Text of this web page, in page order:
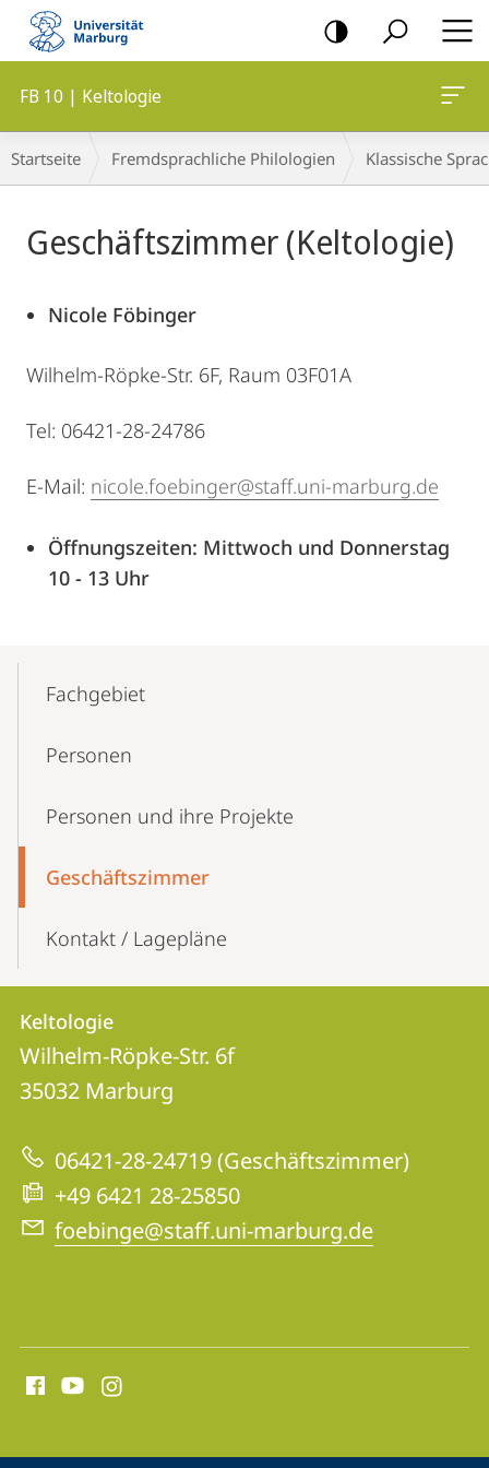
Mobile-
Navigation
FB 10 | Keltologie
Breadcrumb-
Navigation
Startseite Fremdsprachliche Philologien Klassische
Geschäftszimmer (Keltologie)
Nicole Föbinger
Wilhelm-Röpke-Str. 6F, Raum 03F01A
Tel: 06421-28-24786
E-Mail: nicole.foebinger@staff.uni-marburg.de
Öffnungszeiten: Mittwoch und Donnerstag
10 - 13 Uhr
NavigationFachgebiet
Personen
Personen und ihre Projekte
Geschäftszimmer
Kontakt / Lagepläne
Kontakt
und
Informationen
zur
Website
Kontaktinformationen
Keltologie
Keltologie
Wilhelm-Röpke-Str. 6f
35032 Marburg
06421-28-24719 (Geschäftszimmer)
+49 6421 28-25850
foebinge@staff.uni-marburg.de
Media